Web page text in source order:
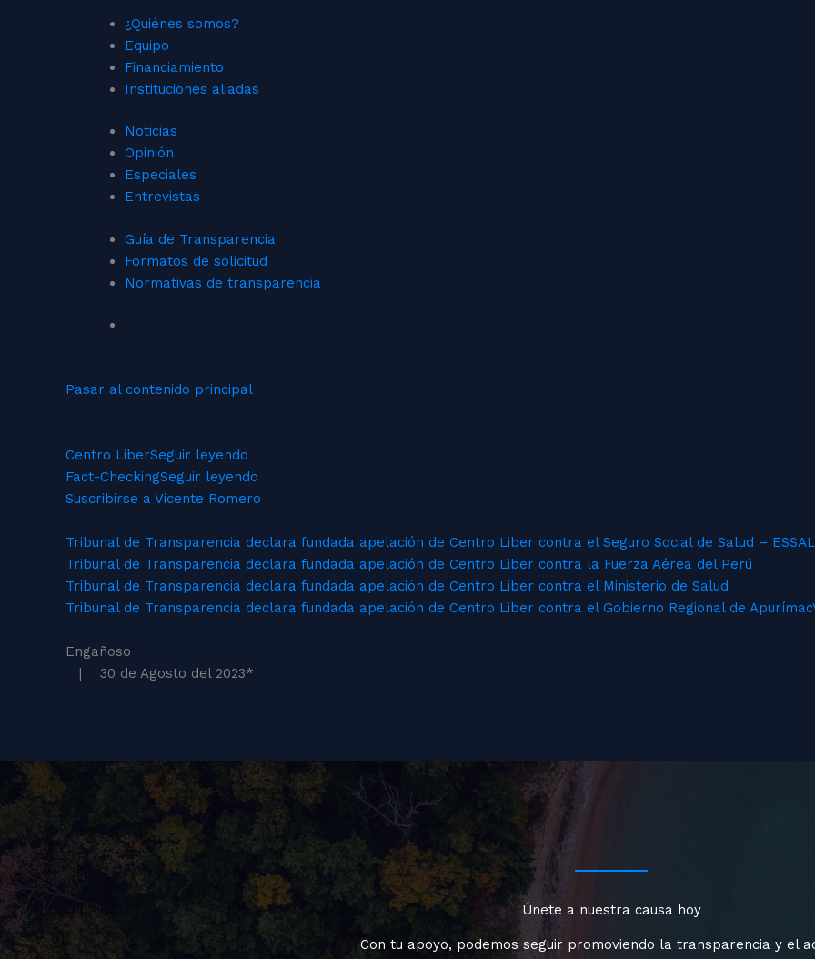
¿Quiénes somos?
Equipo
Financiamiento
Instituciones aliadas
Noticias
Opinión
Especiales
Entrevistas
Guía de Transparencia
Formatos de solicitud
Normativas de transparencia
Pasar al contenido principal
Centro LiberSeguir leyendo
Fact-CheckingSeguir leyendo
Suscribirse a Vicente Romero
Tribunal de Transparencia declara fundada apelación de Centro Liber contra el Seguro Social de Salud –
Tribunal de Transparencia declara fundada apelación de Centro Liber contra la Fuerza Aérea del Perú
Tribunal de Transparencia declara fundada apelación de Centro Liber contra el Ministerio de Salud
Tribunal de Transparencia declara fundada apelación de Centro Liber contra el Gobierno Regional de Apurímac
Engañoso
| 30 de Agosto del 2023*
Únete a nuestra causa hoy
Con tu apoyo, podemos seguir promoviendo la transparencia y el